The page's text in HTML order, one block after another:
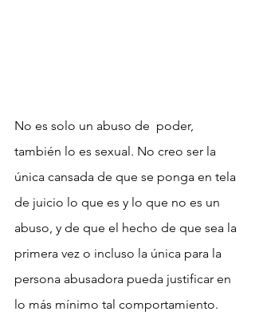
No es solo un abuso de  poder,
también lo es sexual. No creo ser la
única cansada de que se ponga en tela
de juicio lo que es y lo que no es un
abuso, y de que el hecho de que sea la
primera vez o incluso la única para la
persona abusadora pueda justificar en
lo más mínimo tal comportamiento.